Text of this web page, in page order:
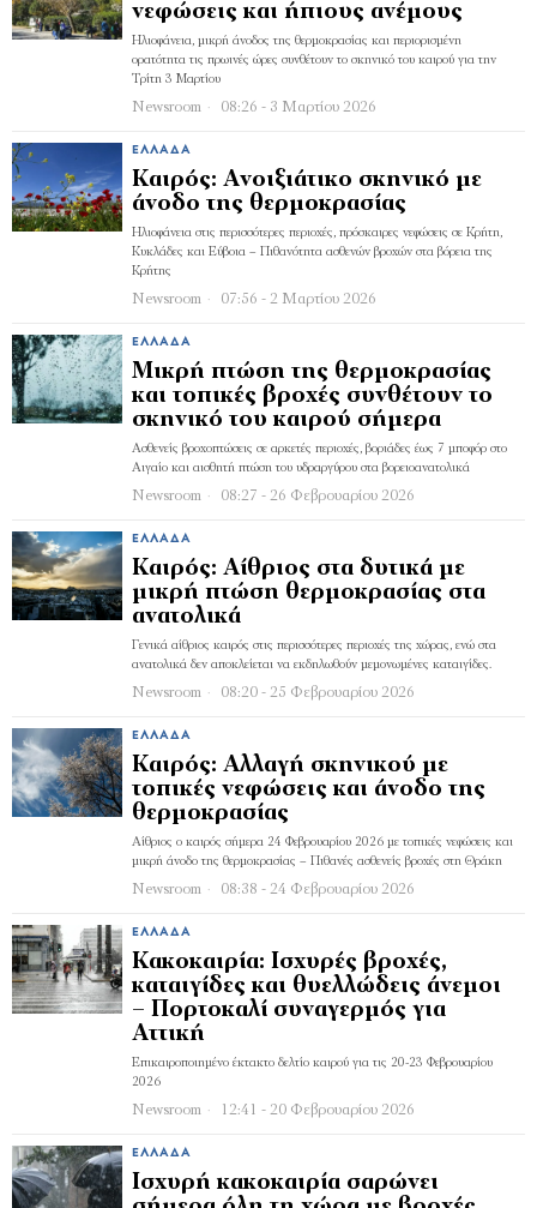
νεφώσεις και ήπιους ανέμους
Ηλιοφάνεια, μικρή άνοδος της θερμοκρασίας και περιορισμένη
ορατότητα τις πρωινές ώρες συνθέτουν το σκηνικό του καιρού για την
Τρίτη 3 Μαρτίου
Newsroom 08:26 - 3 Μαρτίου 2026
ΕΛΛΆΔΑ
Καιρός: Ανοιξιάτικο σκηνικό με
άνοδο της θερμοκρασίας
Ηλιοφάνεια στις περισσότερες περιοχές, πρόσκαιρες νεφώσεις σε Κρήτη,
Κυκλάδες και Εύβοια – Πιθανότητα ασθενών βροχών στα βόρεια της
Κρήτης
Newsroom 07:56 - 2 Μαρτίου 2026
ΕΛΛΆΔΑ
Μικρή πτώση της θερμοκρασίας
και τοπικές βροχές συνθέτουν το
σκηνικό του καιρού σήμερα
Ασθενείς βροχοπτώσεις σε αρκετές περιοχές, βοριάδες έως 7 μποφόρ στο
Αιγαίο και αισθητή πτώση του υδραργύρου στα βορειοανατολικά
Newsroom 08:27 - 26 Φεβρουαρίου 2026
ΕΛΛΆΔΑ
Καιρός: Αίθριος στα δυτικά με
μικρή πτώση θερμοκρασίας στα
ανατολικά
Γενικά αίθριος καιρός στις περισσότερες περιοχές της χώρας, ενώ στα
ανατολικά δεν αποκλείεται να εκδηλωθούν μεμονωμένες καταιγίδες.
Newsroom 08:20 - 25 Φεβρουαρίου 2026
ΕΛΛΆΔΑ
Καιρός: Αλλαγή σκηνικού με
τοπικές νεφώσεις και άνοδο της
θερμοκρασίας
Αίθριος ο καιρός σήμερα 24 Φεβρουαρίου 2026 με τοπικές νεφώσεις και
μικρή άνοδο της θερμοκρασίας – Πιθανές ασθενείς βροχές στη Θράκη
Newsroom 08:38 - 24 Φεβρουαρίου 2026
ΕΛΛΆΔΑ
Κακοκαιρία: Ισχυρές βροχές,
καταιγίδες και θυελλώδεις άνεμοι
– Πορτοκαλί συναγερμός για
Αττική
Επικαιροποιημένο έκτακτο δελτίο καιρού για τις 20-23 Φεβρουαρίου
2026
Newsroom 12:41 - 20 Φεβρουαρίου 2026
ΕΛΛΆΔΑ
Ισχυρή κακοκαιρία σαρώνει